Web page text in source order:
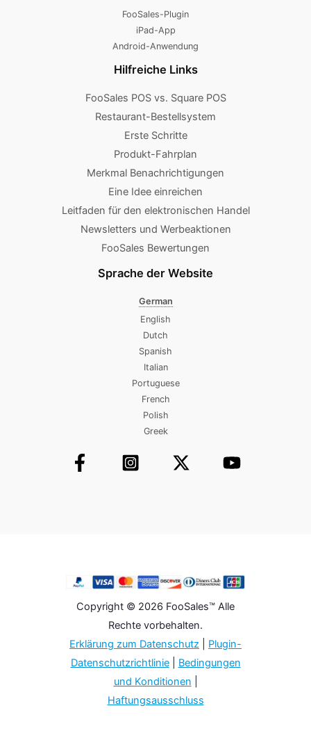
FooSales-Plugin
iPad-App
Android-Anwendung
Hilfreiche Links
FooSales POS vs. Square POS
Restaurant-Bestellsystem
Erste Schritte
Produkt-Fahrplan
Merkmal Benachrichtigungen
Eine Idee einreichen
Leitfaden für den elektronischen Handel
Newsletters und Werbeaktionen
FooSales Bewertungen
Sprache der Website
German
English
Dutch
Spanish
Italian
Portuguese
French
Polish
Greek
Copyright © 2026 FooSales™ Alle
Rechte vorbehalten.
Erklärung zum Datenschutz
Plugin-
Datenschutzrichtlinie| Bedingungen
und Konditionen
Haftungsausschluss